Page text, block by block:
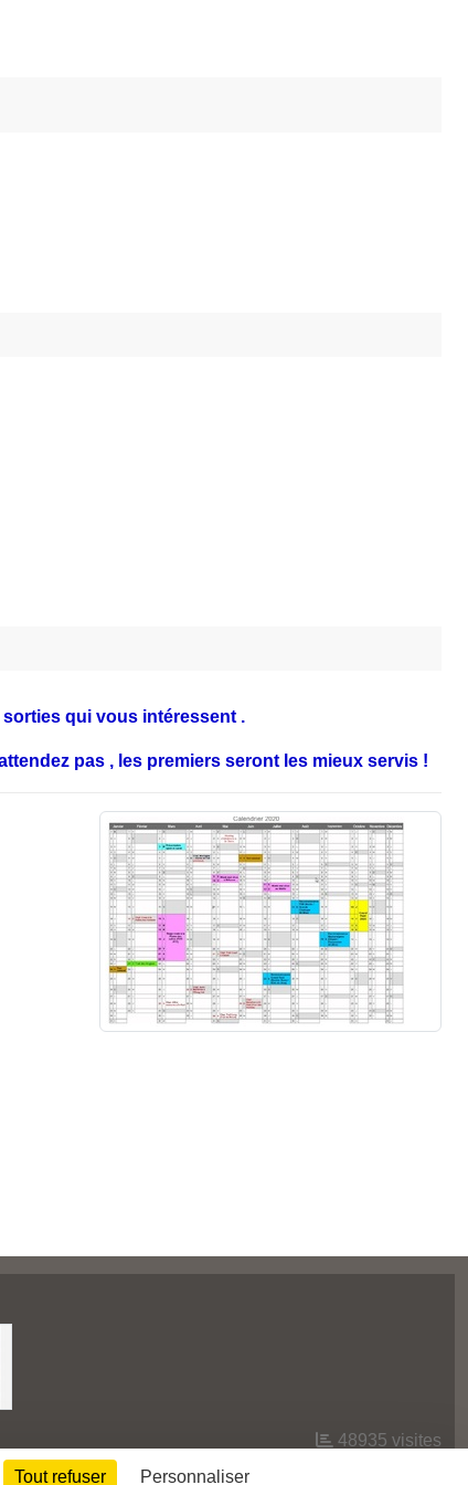
qui vous intéressent .
pas , les premiers seront les mieux servis !
48935 visites
Tout refuser Personnaliser